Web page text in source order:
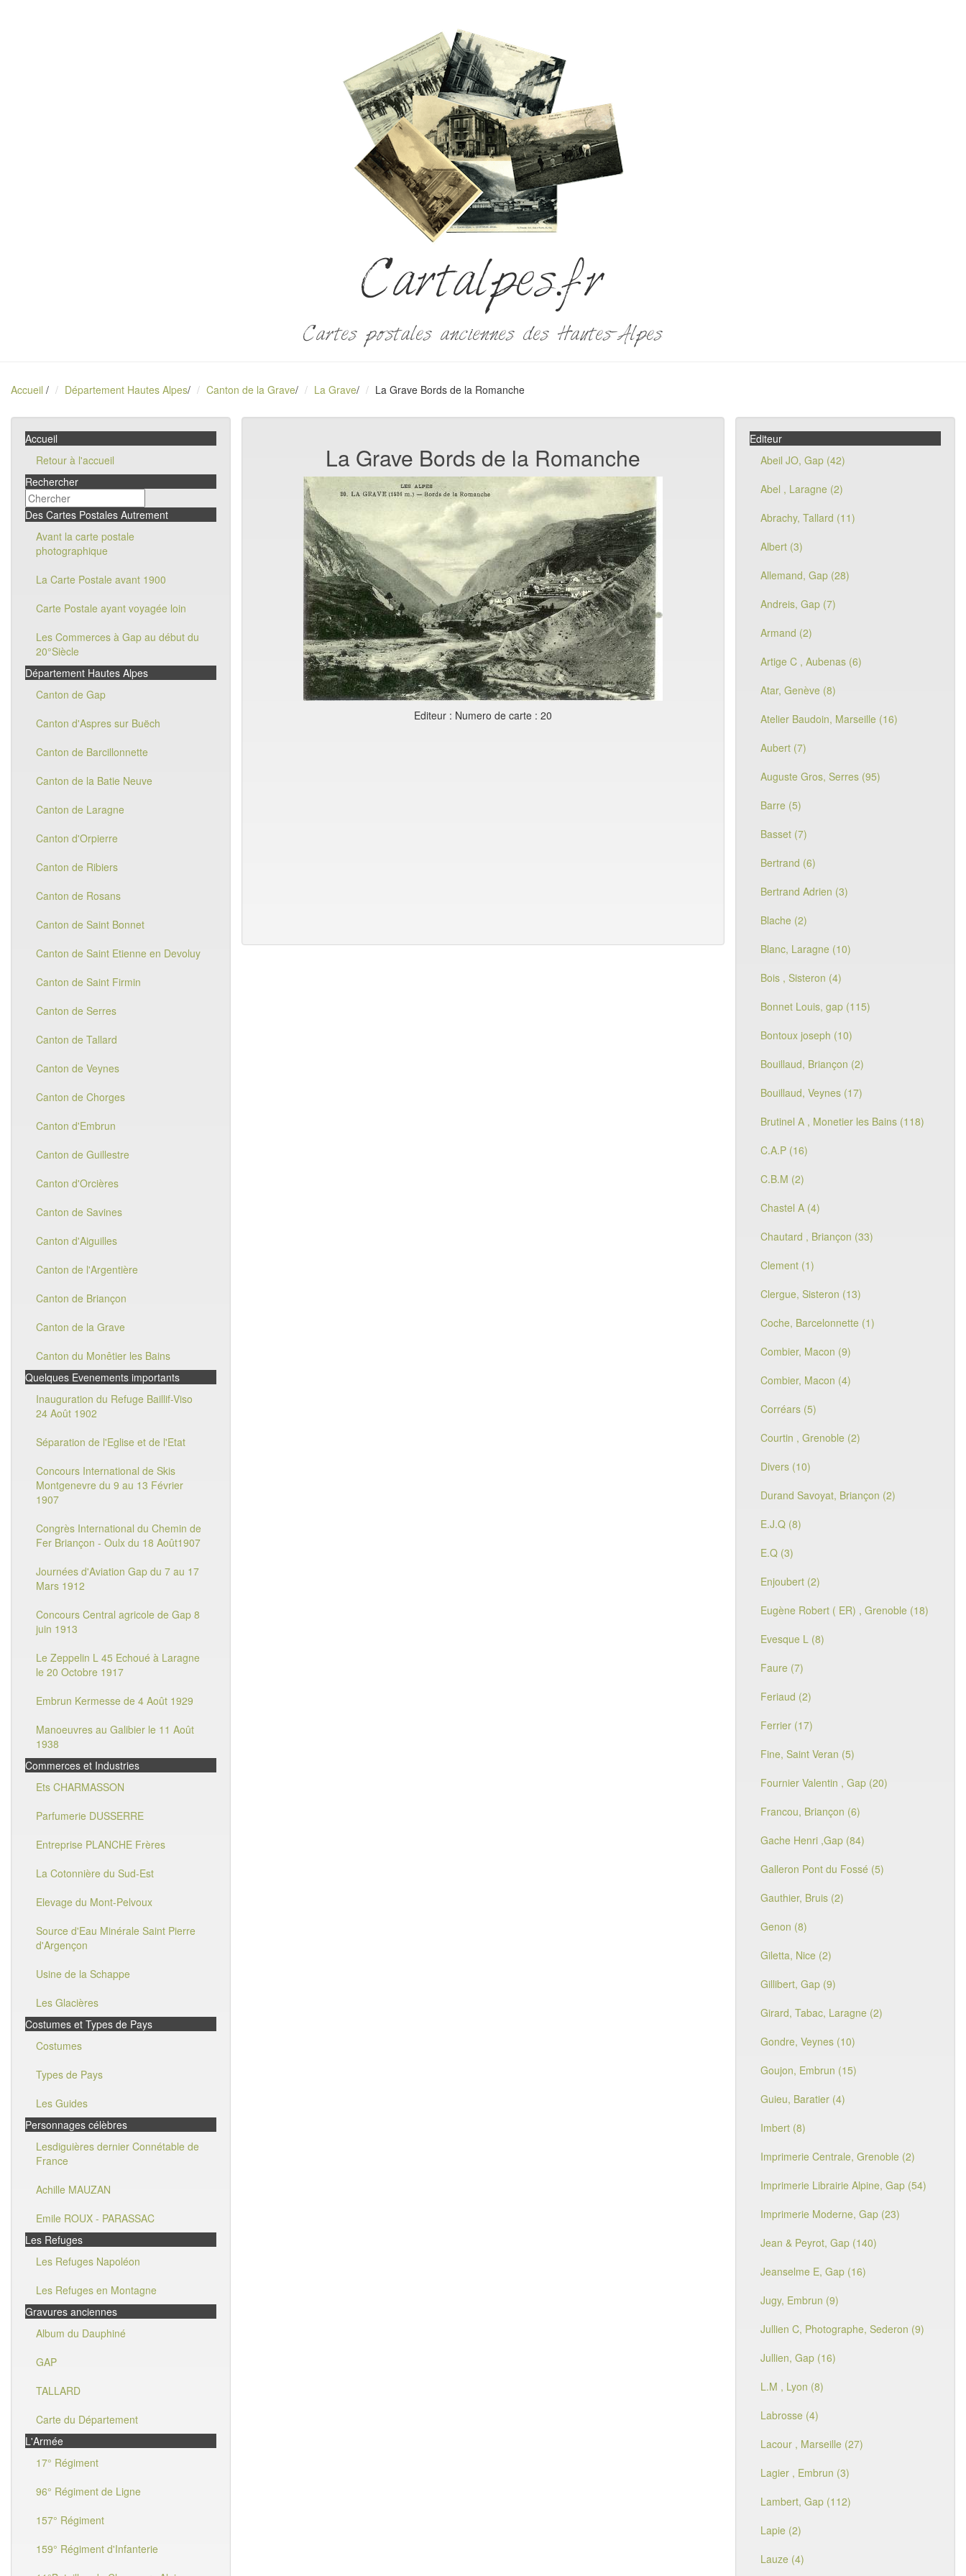
Cartalpes.fr
Cartes postales anciennes des Hautes-Alpes
Accueil / Département Hautes Alpes/ Canton de la Grave/ La Grave/ La Grave Bords de la Romanche
Accueil
Retour à l'accueil
Rechercher
Des Cartes Postales Autrement
Avant la carte postale
photographique
La Carte Postale avant 1900
Carte Postale ayant voyagée loin
Les Commerces à Gap au début du
20°Siècle
Département Hautes Alpes
Canton de Gap
Canton d'Aspres sur Buëch
Canton de Barcillonnette
Canton de la Batie Neuve
Canton de Laragne
Canton d'Orpierre
Canton de Ribiers
Canton de Rosans
Canton de Saint Bonnet
Canton de Saint Etienne en Devoluy
Canton de Saint Firmin
Canton de Serres
Canton de Tallard
Canton de Veynes
Canton de Chorges
Canton d'Embrun
Canton de Guillestre
Canton d'Orcières
Canton de Savines
Canton d'Aiguilles
Canton de l'Argentière
Canton de Briançon
Canton de la Grave
Canton du Monêtier les Bains
Quelques Evenements importants
Inauguration du Refuge Baillif-Viso
24 Août 1902
Séparation de l'Eglise et de l'Etat
Concours International de Skis
Montgenevre du 9 au 13 Février
1907
Congrès International du Chemin de
Fer Briançon - Oulx du 18 Août1907
Journées d'Aviation Gap du 7 au 17
Mars 1912
Concours Central agricole de Gap 8
juin 1913
Le Zeppelin L 45 Echoué à Laragne
le 20 Octobre 1917
Embrun Kermesse de 4 Août 1929
Manoeuvres au Galibier le 11 Août
1938
Commerces et Industries
Ets CHARMASSON
Parfumerie DUSSERRE
Entreprise PLANCHE Frères
La Cotonnière du Sud-Est
Elevage du Mont-Pelvoux
Source d'Eau Minérale Saint Pierre
d'Argençon
Usine de la Schappe
Les Glacières
Costumes et Types de Pays
Costumes
Types de Pays
Les Guides
Personnages célèbres
Lesdiguières dernier Connétable de
France
Achille MAUZAN
Emile ROUX - PARASSAC
Les Refuges
Les Refuges Napoléon
Les Refuges en Montagne
Gravures anciennes
Album du Dauphiné
GAP
TALLARD
Carte du Département
L'Armée
17° Régiment
96° Régiment de Ligne
157° Régiment
159° Régiment d'Infanterie
La Grave Bords de la Romanche
Editeur : Numero de carte : 20
Editeur
Abeil JO, Gap (42)
Abel , Laragne (2)
Abrachy, Tallard (11)
Albert (3)
Allemand, Gap (28)
Andreis, Gap (7)
Armand (2)
Artige C , Aubenas (6)
Atar, Genève (8)
Atelier Baudoin, Marseille (16)
Aubert (7)
Auguste Gros, Serres (95)
Barre (5)
Basset (7)
Bertrand (6)
Bertrand Adrien (3)
Blache (2)
Blanc, Laragne (10)
Bois , Sisteron (4)
Bonnet Louis, gap (115)
Bontoux joseph (10)
Bouillaud, Briançon (2)
Bouillaud, Veynes (17)
Brutinel A , Monetier les Bains (118)
C.A.P (16)
C.B.M (2)
Chastel A (4)
Chautard , Briançon (33)
Clement (1)
Clergue, Sisteron (13)
Coche, Barcelonnette (1)
Combier, Macon (9)
Combier, Macon (4)
Corréars (5)
Courtin , Grenoble (2)
Divers (10)
Durand Savoyat, Briançon (2)
E.J.Q (8)
E.Q (3)
Enjoubert (2)
Eugène Robert ( ER) , Grenoble (18)
Evesque L (8)
Faure (7)
Feriaud (2)
Ferrier (17)
Fine, Saint Veran (5)
Fournier Valentin , Gap (20)
Francou, Briançon (6)
Gache Henri ,Gap (84)
Galleron Pont du Fossé (5)
Gauthier, Bruis (2)
Genon (8)
Giletta, Nice (2)
Gillibert, Gap (9)
Girard, Tabac, Laragne (2)
Gondre, Veynes (10)
Goujon, Embrun (15)
Guieu, Baratier (4)
Imbert (8)
Imprimerie Centrale, Grenoble (2)
Imprimerie Librairie Alpine, Gap (54)
Imprimerie Moderne, Gap (23)
Jean & Peyrot, Gap (140)
Jeanselme E, Gap (16)
Jugy, Embrun (9)
Jullien C, Photographe, Sederon (9)
Jullien, Gap (16)
L.M , Lyon (8)
Labrosse (4)
Lacour , Marseille (27)
Lagier , Embrun (3)
Lambert, Gap (112)
Lapie (2)
Lauze (4)